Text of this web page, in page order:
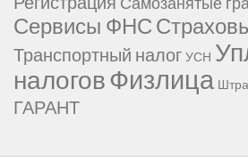
Сервисы ФНС
Транспортный налогУСН
налоговФизлица
ГАРАНТ